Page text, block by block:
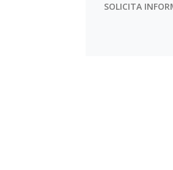
SOLICITA